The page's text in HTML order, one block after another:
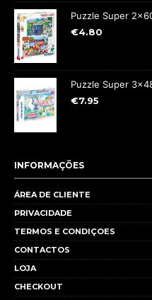
Puzzle Super
€4.80
Puzzle Super
€7.95
INFORMAÇÕES
ÁREA DE CLIENTE
PRIVACIDADE
TERMOS E CONDIÇOES
CONTACTOS
LOJA
CHECKOUT